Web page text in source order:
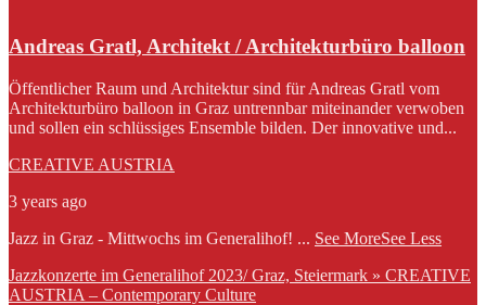
Andreas Gratl, Architekt / Architekturbüro balloon
Öffentlicher Raum und Architektur sind für Andreas Gratl vom
Architekturbüro balloon in Graz untrennbar miteinander verwoben
und sollen ein schlüssiges Ensemble bilden. Der innovative und...
CREATIVE AUSTRIA
3 years ago
Jazz in Graz - Mittwochs im Generalihof! ... See MoreSee Less
Jazzkonzerte im Generalihof 2023/ Graz, Steiermark » CREATIVE
AUSTRIA – Contemporary Culture